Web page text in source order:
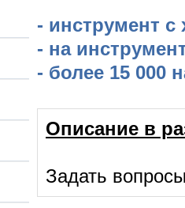
- инструмент
- на
- более 15 000
Описание в
Задать